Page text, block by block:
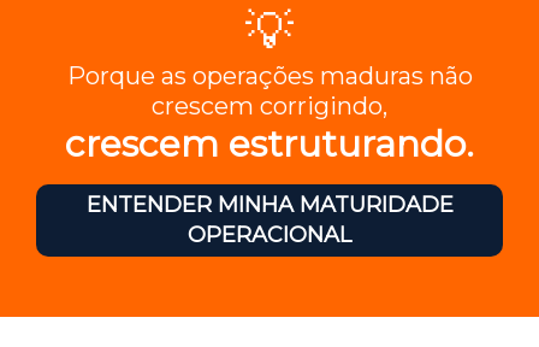
💡
Porque as operações maduras não
crescem corrigindo,
crescem estruturando.
ENTENDER MINHA MATURIDADE
OPERACIONAL